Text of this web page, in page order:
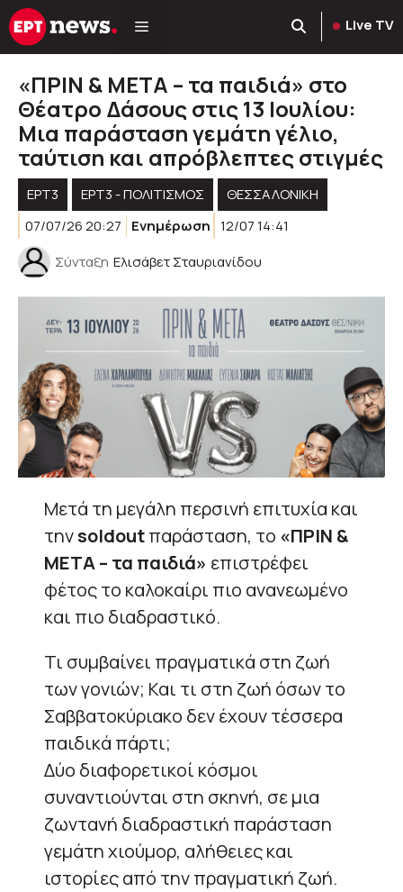
Μετάβαση
σε
Live TV
«ΠΡΙΝ & ΜΕΤΑ – τα παιδιά» στο
Θέατρο Δάσους στις 13 Ιουλίου:
Μια παράσταση γεμάτη γέλιο,
ταύτιση και απρόβλεπτες στιγμές
ΕΡΤ3 ΕΡΤ3 - ΠΟΛΙΤΙΣΜΌΣ
ΘΕΣΣΑΛΟΝΙΚΗ
07/07/26 20:27
Ενημέρωση 12/07 14:41
Σύνταξη Ελισάβετ Σταυριανίδου
Μετά τη μεγάλη περσινή επιτυχία και
τηνsoldoutπαράσταση, το «ΠΡΙΝ &
ΜΕΤΑ – τα παιδιά» επιστρέφει
φέτος το καλοκαίρι πιο ανανεωμένο
και πιο διαδραστικό.
Τι συμβαίνει πραγματικά στη ζωή
των γονιών; Και τι στη ζωή όσων το
Σαββατοκύριακο δεν έχουν τέσσερα
παιδικά πάρτι;
Δύο διαφορετικοί κόσμοι
συναντιούνται στη σκηνή, σε μια
ζωντανή διαδραστική παράσταση
γεμάτη χιούμορ, αλήθειες και
ιστορίες από την πραγματική ζωή.